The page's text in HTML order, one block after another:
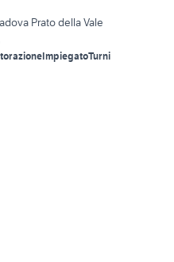
Prato della Vale
ImpiegatoTurni